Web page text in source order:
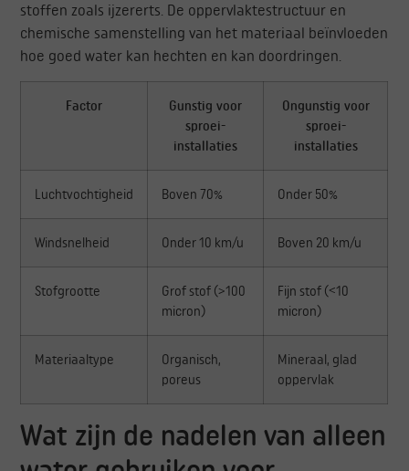
stoffen zoals ijzererts. De oppervlaktestructuur en
chemische samenstelling van het materiaal beïnvloeden
hoe goed water kan hechten en kan doordringen.
Factor
Gunstig voor
sproei-
installaties
Ongunstig voor
sproei-
installaties
Luchtvochtigheid Boven 70% Onder 50%
Windsnelheid Onder 10 km/u Boven 20 km/u
Stofgrootte
Grof stof (>100
micron)
Fijn stof (<10
micron)
Materiaaltype
Organisch,
poreus
Mineraal, glad
oppervlak
Wat zijn de nadelen van alleen